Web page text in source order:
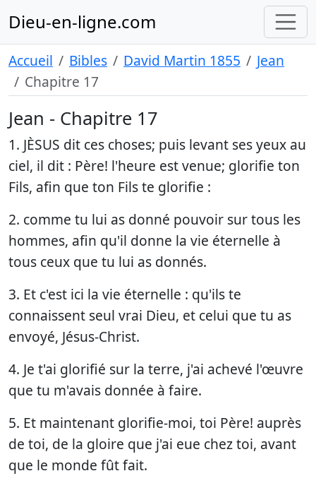
Dieu-en-ligne.com
Accueil Bibles David Martin 1855
Jean
Chapitre 17
Jean - Chapitre 17
1. JÈSUS dit ces choses; puis levant ses yeux au
ciel, il dit : Père! l'heure est venue; glorifie ton
Fils, afin que ton Fils te glorifie :
2. comme tu lui as donné pouvoir sur tous les
hommes, afin qu'il donne la vie éternelle à
tous ceux que tu lui as donnés.
3. Et c'est ici la vie éternelle : qu'ils te
connaissent seul vrai Dieu, et celui que tu as
envoyé, Jésus-Christ.
4. Je t'ai glorifié sur la terre, j'ai achevé l'œuvre
que tu m'avais donnée à faire.
5. Et maintenant glorifie-moi, toi Père! auprès
de toi, de la gloire que j'ai eue chez toi, avant
que le monde fût fait.